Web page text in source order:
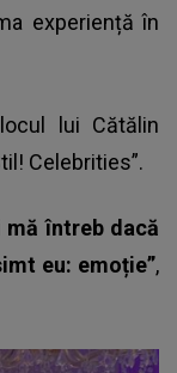
experiență în
lui Cătălin
Celebrities”.
întreb dacă
eu: emoție”,